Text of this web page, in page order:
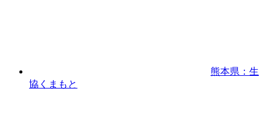
熊本県：生
協くまもと